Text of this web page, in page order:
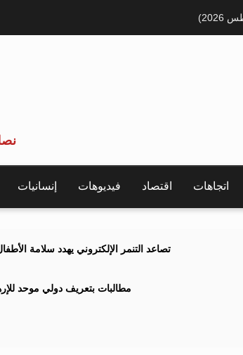
اتجاهات اقتصاد فيديوهات إنسانيات
تصاعد التنمر الإلكتروني يهدد سلامة
مطالبات بتعريف دولي موحد